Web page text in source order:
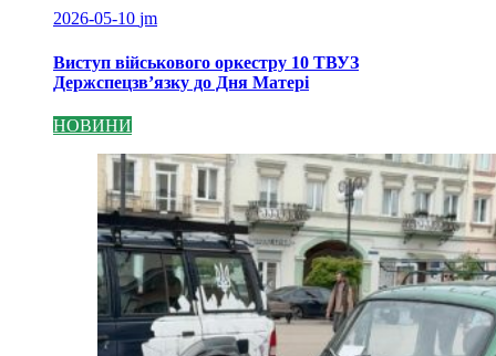
2026-05-10 jm
Виступ військового оркестру 10 ТВУЗ
Держспецзв’язку до Дня Матері
НОВИНИ